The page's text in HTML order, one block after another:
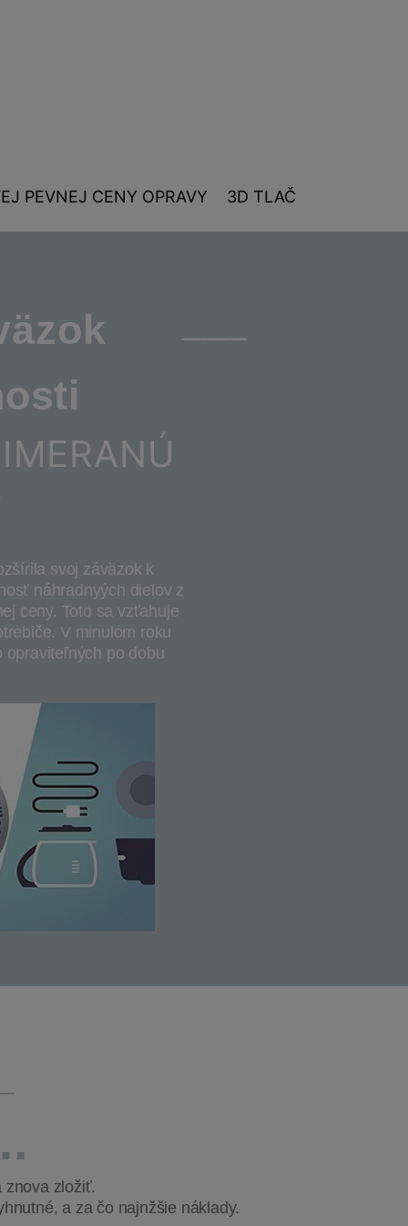
PEVNEJ CENY OPRAVY 3D TLAČ
svoj záväzok k
náhradnyých dielov z
ceny. Toto sa vzťahuje
V minulom roku
opraviteľných po dobu
znova zložiť.
a za čo najnžšie náklady.